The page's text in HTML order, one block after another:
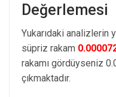
Değerlemesi
Yukarıdaki analizlerin
süpriz rakam
rakamı gördüyseniz
çıkmaktadır.